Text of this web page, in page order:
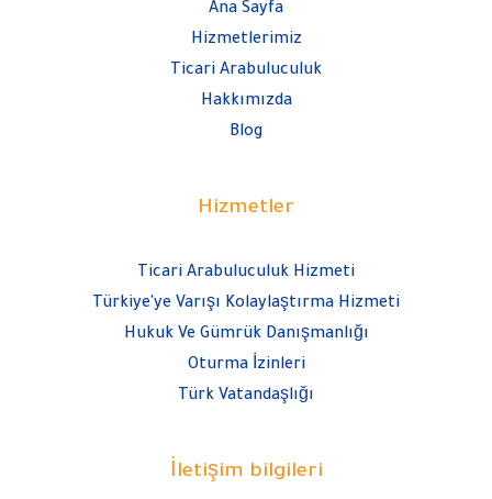
Ana Sayfa
Hizmetlerimiz
Ticari Arabuluculuk
Hakkımızda
Blog
Hizmetler
Ticari Arabuluculuk Hizmeti
Türkiye'ye Varışı Kolaylaştırma Hizmeti
Hukuk Ve Gümrük Danışmanlığı
Oturma İzinleri
Türk Vatandaşlığı
İletişim bilgileri